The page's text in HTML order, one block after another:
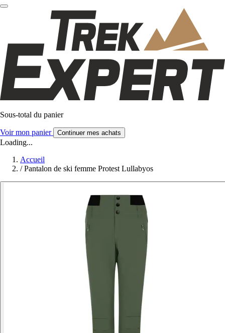
Sous-total du panier
Voir mon panier Continuer mes achats
Loading...
Accueil
/ Pantalon de ski femme Protest Lullabyos